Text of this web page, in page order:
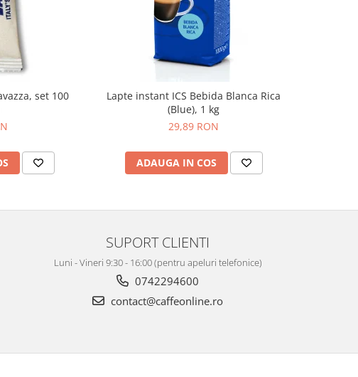
set 100
Lapte instant ICS Bebida Blanca Rica
(Blue), 1 kg
29,89 RON
ADAUGA IN COS
SUPORT CLIENTI
Luni - Vineri 9:30 - 16:00 (pentru apeluri telefonice)
0742294600
contact@caffeonline.ro